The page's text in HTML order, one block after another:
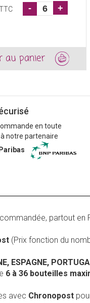
- +
au panier
en toute
notre partenaire
partout
(Prix fonction du
ESPAGNE,
6 à 36 bouteilles
avec Chronopost